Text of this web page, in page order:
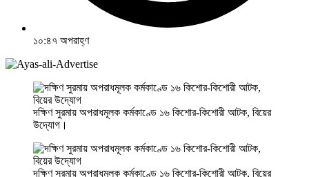
১০:৪৭ অপরাহ্ণ
দক্ষিণ সুরমায় অপরাধমূলক কর্মকাণ্ডে ১৬ কিশোর-কিশোরী আটক, বিয়ের
উদ্যোগ।
দক্ষিণ সুরমায় অপরাধমূলক কর্মকাণ্ডে ১৬ কিশোর-কিশোরী আটক, বিয়ের